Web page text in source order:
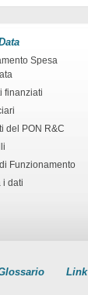
Spesa
finanziati
del PON R&C
Funzionamento
i dati